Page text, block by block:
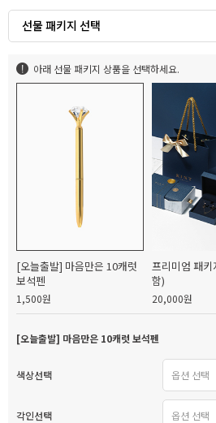
선물 패키지 선택
아래 선물 패키지 상품을 선택하세요.
[오늘출발] 마음만은 10캐럿
보석펜
1,500원
프리미엄 패
함)
20,000원
[오늘출발] 마음만은 10캐럿 보석펜
색상선택
각인선택